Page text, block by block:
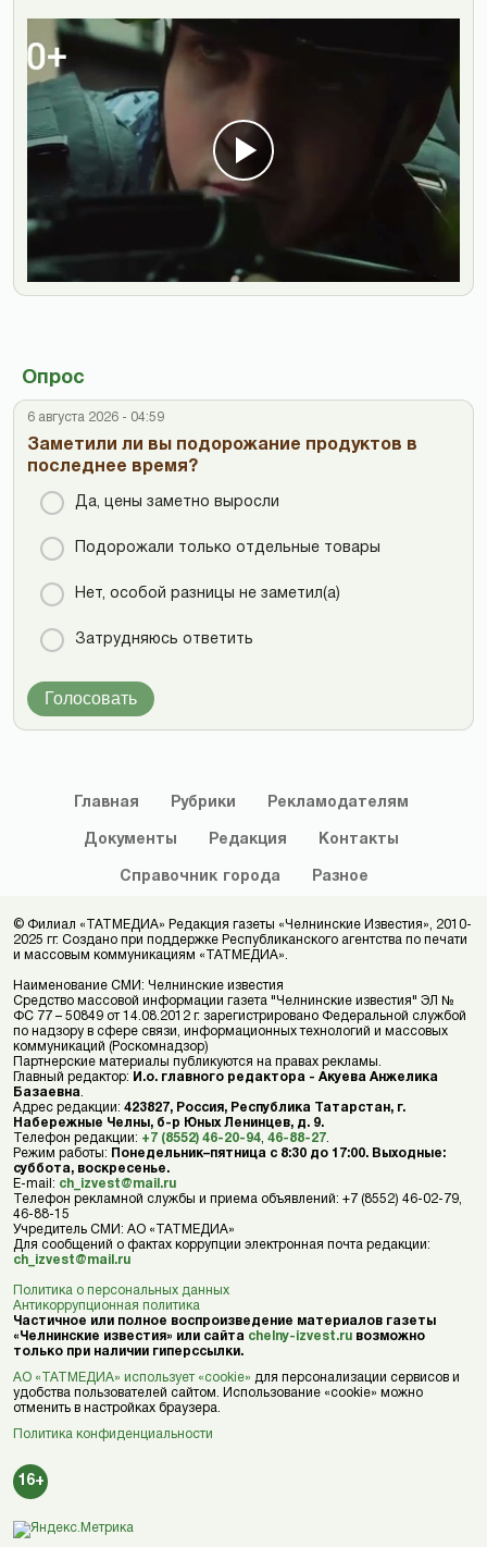
Опрос
6 августа 2026 - 04:59
Заметили ли вы подорожание продуктов в
последнее время?
Да, цены заметно выросли
Подорожали только отдельные товары
Нет, особой разницы не заметил(а)
Затрудняюсь ответить
Голосовать
Главная Рубрики Рекламодателям
Документы Редакция Контакты
Справочник города Разное
© Филиал «ТАТМЕДИА» Редакция газеты «Челнинские Известия», 2010-
2025 гг. Создано при поддержке Республиканского агентства по печати
и массовым коммуникациям «ТАТМЕДИА».
Наименование СМИ: Челнинские известия
Средство массовой информации газета "Челнинские известия" ЭЛ №
ФС 77 – 50849 от 14.08.2012 г. зарегистрировано Федеральной службой
по надзору в сфере связи, информационных технологий и массовых
коммуникаций (Роскомнадзор)
Партнерские материалы публикуются на правах рекламы.
Главный редактор: И.о. главного редактора - Акуева Анжелика
Базаевна
Адрес редакции: 423827, Россия, Республика Татарстан, г.
Набережные Челны, б-р Юных Ленинцев, д. 9.
Телефон редакции: +7 (8552) 46-20-94 46-88-27
Режим работы: Понедельник–пятница с 8:30 до 17:00. Выходные:
суббота, воскресенье.
E-mail: ch_izvest@mail.ru
Телефон рекламной службы и приема объявлений: +7 (8552) 46-02-79,
46-88-15
Учредитель СМИ: АО «ТАТМЕДИА»
Для сообщений о фактах коррупции электронная почта редакции:
ch_izvest@mail.ru
Политика о персональных данных
Антикоррупционная политика
Частичное или полное воспроизведение материалов газеты
«Челнинские известия» или сайта chelny-izvest.ru возможно
только при наличии гиперссылки.
АО «ТАТМЕДИА» использует «cookie» для персонализации сервисов и
удобства пользователей сайтом. Использование «cookie» можно
отменить в настройках браузера.
Политика конфиденциальности
16+